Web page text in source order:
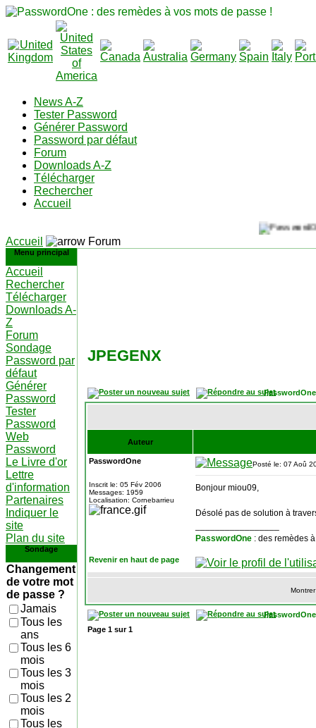
News A-Z
Tester Password
Générer Password
Password par défaut
Forum
Downloads A-Z
Télécharger
Rechercher
Accueil
Accueil Forum
Menu principal
Accueil
Rechercher
Télécharger
Downloads A-
Z
Forum
Sondage
Password par
défaut
Générer
Password
Tester
Password
Web
Password
Le Livre d'or
Lettre
d'information
Partenaires
Indiquer le
site
Plan du site
Sondage
Changement
de votre mot
de passe ?
Jamais
Tous les
ans
Tous les 6
mois
Tous les 3
mois
Tous les 2
mois
Tous les
JPEGENX
Auteur
PasswordOne
Inscrit le: 05 Fév 2006
Messages: 1959
Localisation: Cornebarrieu
Posté le: 07 Aoû
Bonjour miou09,
Désolé pas de solution à
PasswordOne : des remèdes
Revenir en haut de page
Page 1 sur1